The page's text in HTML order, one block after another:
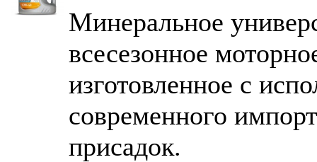
Минеральное
всесезонное
изготовленное с
современного
присадок.